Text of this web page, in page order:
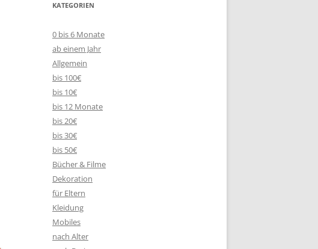
KATEGORIEN
0 bis 6 Monate
ab einem Jahr
Allgemein
bis 100€
bis 10€
bis 12 Monate
bis 20€
bis 30€
bis 50€
Bücher & Filme
Dekoration
für Eltern
Kleidung
Mobiles
nach Alter